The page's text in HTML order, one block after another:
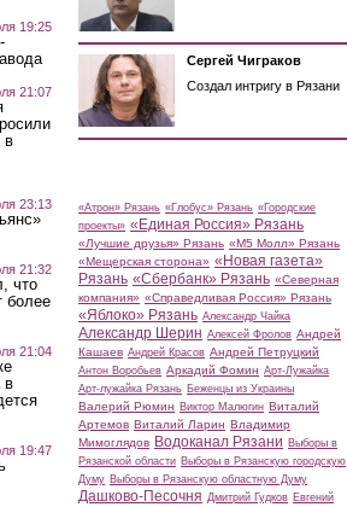
19:25
21:07
в
23:13
21:32
что
более
21:04
в
19:47
Сергей Чиграков
Создал интригу в Рязани
«Атрон» Рязань «Глобус» Рязань «Городские
проекты» «Единая Россия» Рязань
«Лучшие друзья» Рязань «М5 Молл» Рязань
«Мещерская сторона» «Новая газета»
Рязань «Сбербанк» Рязань «Северная
компания» «Справедливая Россия» Рязань
«Яблоко» Рязань Александр Чайка
Александр Шерин Алексей Фролов Андрей
Кашаев Андрей Красов Андрей Петруцкий
Антон Воробьев Аркадий Фомин Арт-Лужайка
Арт-лужайка Рязань Беженцы из Украины
Валерий Рюмин Виктор Малюгин Виталий
Артемов Виталий Ларин Владимир
Мимоглядов Водоканал Рязани Выборы в
Рязанской области Выборы в Рязанскую городскую
Думу Выборы в Рязанскую областную Думу
Дашково-Песочня Дмитрий Гудков Евгений